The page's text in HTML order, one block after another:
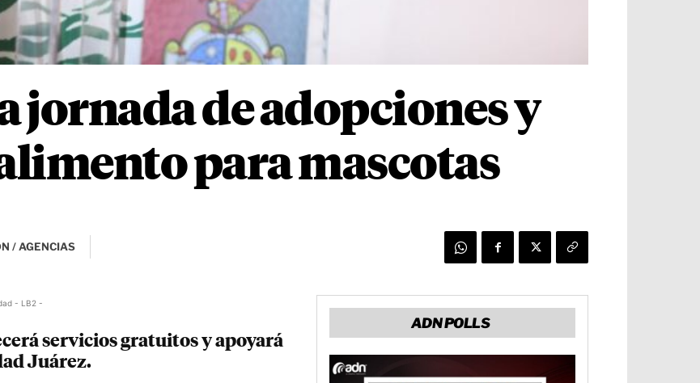
jornada de adopciones y
para mascotas
/ AGENCIAS
- LB2 -
servicios gratuitos y apoyará
Juárez.
ADN POLLS